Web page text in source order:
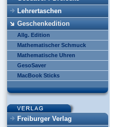
Lehrertaschen
Geschenkedition
Allg. Edition
Mathematischer Schmuck
Mathematische Uhren
GesoSaver
MacBook Sticks
Freiburger Verlag